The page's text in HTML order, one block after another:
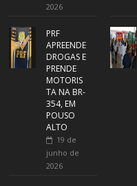
2026
PRF
APREENDE
DROGAS E
PRENDE
MOTORIS
TA NA BR-
354, EM
POUSO
ALTO
19 de
junho de
2026